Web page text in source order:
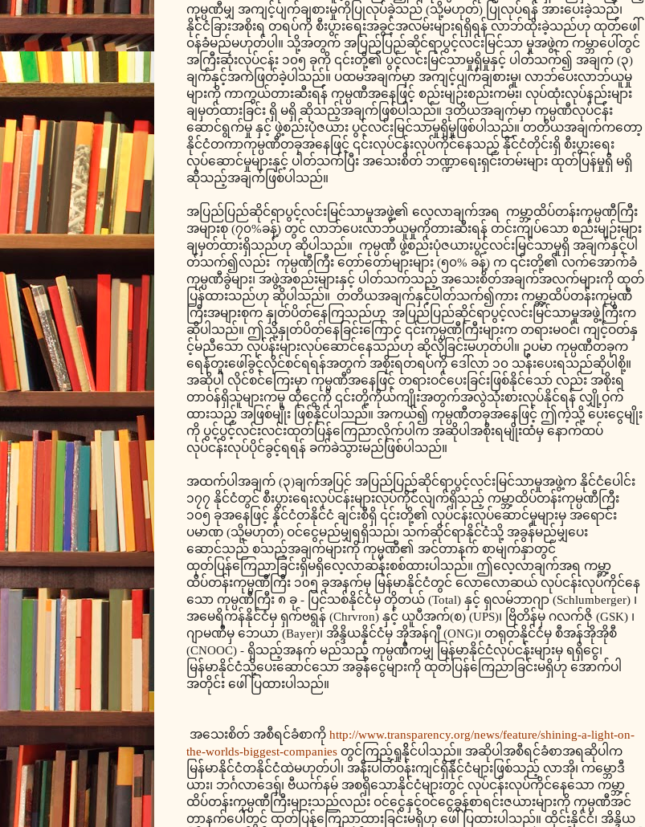
ကုမ္ပဏီမျှ အကျင့်ပျက်ချစားမှုကိုပြုလုပ်ခဲ့သည် (သို့မဟုတ်) ပြုလုပ်ရန် အားပေးခဲ့သည်၊
နိုင်ငံခြားအစိုးရ တရပ်ကို စီးပွားရေးအခွင့်အလမ်းများရရှိရန် လာဘ်ထိုးခဲ့သည်ဟု ထုတ်ဖေါ်
ဝန်ခံမည်မဟုတ်ပါ။ သို့အတွက် အပြည်ပြည်ဆိုင်ရာပွင့်လင်းမြင်သာ မှုအဖွဲ့က ကမ္ဘာပေါ်တွင်
အကြီးဆုံးလုပ်ငန်း ၁၀၅ ခုကို ၎င်းတို့၏ ပွင့်လင်းမြင်သာမှုရှိမှုနှင့် ပါတ်သက်၍ အချက် (၃)
ချက်နှင့်အကဲဖြတ်ခဲ့ပါသည်။ ပထမအချက်မှာ အကျင့်ပျက်ချစားမှု၊ လာဘ်ပေးလာဘ်ယူမှု
များကို ကာကွယ်တားဆီးရန် ကုမ္ပဏီအနေဖြင့် စည်းမျဉ်းစည်းကမ်း၊ လုပ်ထုံးလုပ်နည်းများ
ချမှတ်ထားခြင်း ရှိ မရှိ ဆိုသည့်အချက်ဖြစ်ပါသည်။ ဒုတိယအချက်မှာ ကုမ္ပဏီလုပ်ငန်း
ဆောင်ရွက်မှု နှင့် ဖွဲ့စည်းပုံဇယား ပွင့်လင်းမြင်သာမှုရှိမှုဖြစ်ပါသည်။ တတိယအချက်ကတော့
နိုင်ငံတကာကုမ္ပဏီတခုအနေဖြင့် ၎င်းလုပ်ငန်းလုပ်ကိုင်နေသည့် နိုင်ငံတိုင်းရှိ စီးပွားရေး
လုပ်ဆောင်မှုများနှင့် ပါတ်သက်ပြီး အသေးစိတ် ဘဏ္ဍာရေးရှင်းတမ်းများ ထုတ်ပြန်မှုရှိ မရှိ
ဆိုသည့်အချက်ဖြစ်ပါသည်။
အပြည်ပြည်ဆိုင်ရာပွင့်လင်းမြင်သာမှုအဖွဲ့၏ လေ့လာချက်အရ ကမ္ဘာ့ထိပ်တန်းကုမ္ပဏီကြီး
အများစု (၇၀%ခန့်) တွင် လာဘ်ပေးလာဘ်ယူမှုကိုတားဆီးရန် တင်းကျပ်သော စည်းမျဉ်းများ
ချမှတ်ထားရှိသည်ဟု ဆိုပါသည်။ ကုမ္ပဏီ ဖွဲ့စည်းပုံဇယားပွင့်လင်းမြင်သာမှုရှိ အချက်နှင့်ပါ
တ်သက်၍လည်း ကုမ္ပဏီကြီး တော်တော်များများ (၅၀% ခန့်) က ၎င်းတို့၏ လက်အောက်ခံ
ကုမ္ပဏီခွဲများ၊ အဖွဲ့အစည်းများနှင့် ပါတ်သက်သည့် အသေးစိတ်အချက်အလက်များကို ထုတ်
ပြန်ထားသည်ဟု ဆိုပါသည်။ တတိယအချက်နှင့်ပါတ်သက်၍ကား ကမ္ဘာ့ထိပ်တန်းကုမ္ပဏီ
ကြီးအများစုက နှုတ်ပိတ်နေကြသည်ဟု အပြည်ပြည်ဆိုင်ရာပွင့်လင်းမြင်သာမှုအဖွဲ့ကြီးက
ဆိုပါသည်။ ဤသို့နှုတ်ပိတ်နေခြင်းကြောင့် ၎င်းကုမ္ပဏီကြီးများက တရားမဝင်၊ ကျင့်ဝတ်နှ
င့်မညီသော လုပ်န်းများလုပ်ဆောင်နေသည်ဟု ဆိုလိုခြင်းမဟုတ်ပါ။ ဥပမာ ကုမ္ပဏီတခုက
ရေနံတူးဖေါ်ခွင့်လိုင်စင်ရရန်အတွက် အစိုးရတရပ်ကို ဒေါ်လာ ၁၀ သန်းပေးရသည်ဆိုပါစို့။
အဆိုပါ လိုင်စင်ကြေးမှာ ကုမ္ပဏီအနေဖြင့် တရားဝင်ပေးခြင်းဖြစ်နိုင်သော် လည်း အစိုးရ
တာဝန်ရှိသူများကမူ ထိုငွေကို ၎င်းတို့ကိုယ်ကျိုးအတွက်အလွဲသုံးစားလုပ်နိုင်ရန် လျှို့ဝှက်
ထားသည့် အဖြစ်မျိုး ဖြစ်နိုင်ပါသည်။ အကယ်၍ ကုမ္ပဏီတခုအနေဖြင့် ဤကဲ့သို့ ပေးငွေမျိုး
ကို ပွင့်ပွင့်လင်းလင်းထုတ်ပြန်ကြေညာလိုက်ပါက အဆိုပါအစိုးရမျိုးထံမှ နောက်ထပ်
လုပ်ငန်းလုပ်ပိုင်ခွင့်ရရန် ခက်ခဲသွားမည်ဖြစ်ပါသည်။
အထက်ပါအချက် (၃)ချက်အပြင် အပြည်ပြည်ဆိုင်ရာပွင့်လင်းမြင်သာမှုအဖွဲ့က နိုင်ငံပေါင်း
၁၇၇ နိုင်ငံတွင် စီးပွားရေးလုပ်ငန်းများလုပ်ကိုင်လျက်ရှိသည့် ကမ္ဘာ့ထိပ်တန်းကုမ္ပဏီကြီး
၁၀၅ ခုအနေဖြင့် နိုင်ငံတနိုင်ငံ ချင်းစီရှိ ၎င်းတို့၏ လုပ်ငန်းလုပ်ဆောင်မှုများမှ အရောင်း
ပမာဏ (သို့မဟုတ်) ဝင်ငွေမည်မျှရရှိသည်၊ သက်ဆိုင်ရာနိုင်ငံသို့ အခွန်မည်မျှပေး
ဆောင်သည် စသည့်အချက်များကို ကုမ္ပဏီ၏ အင်တာနက် စာမျက်နှာတွင်
ထုတ်ပြန်ကြေညာခြင်းရှိမရှိလေ့လာဆန်းစစ်ထားပါသည်။ ဤလေ့လာချက်အရ ကမ္ဘာ့
ထိပ်တန်းကုမ္ပဏီကြီး ၁၀၅ ခုအနက်မှ မြန်မာနိုင်ငံတွင် လောလောဆယ် လုပ်ငန်းလုပ်ကိုင်နေ
သော ကုမ္ပဏီကြီး ၈ ခု - ပြင်သစ်နိုင်ငံမှ တိုတယ် (Total) နှင့် ရှလမ်ဘာဂျာ (Schlumberger) ၊
အမေရိကန်နိုင်ငံမှ ရှက်ဗရွန် (Chrvron) နှင့် ယူပီအက်(စ) (UPS)၊ ဗြိတိန်မှ ဂလက်ဇို (GSK) ၊
ဂျာမဏီမှ ဘေယာ (Bayer)၊ အိန္ဒိယနိုင်ငံမှ အိုအန်ဂျီ (ONG)၊ တရုတ်နိုင်ငံမှ စီအန်အိုအိုစီ
(CNOOC) - ရှိသည့်အနက် မည်သည့် ကုမ္ပဏီကမျှ မြန်မာနိုင်ငံလုပ်ငန်းများမှ ရရှိငွေ၊
မြန်မာနိုင်ငံသို့ပေးဆောင်သော အခွန်ငွေများကို ထုတ်ပြန်ကြေညာခြင်းမရှိဟု အောက်ပါ
အတိုင်း ဖေါ်ပြထားပါသည်။
အသေးစိတ် အစီရင်ခံစာကို http://www.transparency.org/news/feature/shining-a-light-on-
the-worlds-biggest-companies တွင်ကြည့်ရှုနိိုင်ပါသည်။ အဆိုပါအစီရင်ခံစာအရဆိုပါက
မြန်မာနိုင်ငံတနိုင်ငံထဲမဟုတ်ပါ၊ အနီးပါတ်ဝန်းကျင်ရှိနိုင်ငံများဖြစ်သည့် လာအို၊ ကမ္ဘောဒီ
ယား၊ ဘင်္ဂလာဒေရှ်၊ ဗီယက်နမ် အစရှိသောနိုင်ငံများတွင် လုပ်ငန်းလုပ်ကိုင်နေသော ကမ္ဘာ့
ထိပ်တန်းကုမ္ပဏီကြီးများသည်လည်း ဝင်ငွေနှင့်ဝင်ငွေခွန်စာရင်းဇယားများကို ကုမ္ပဏီအင်
တာနက်ပေါ်တွင် ထုတ်ပြန်ကြေညာထားခြင်းမရှိဟု ဖေါ်ပြထားပါသည်။ ထိုင်းနိုင်ငံ၊ အိန္ဒိယ